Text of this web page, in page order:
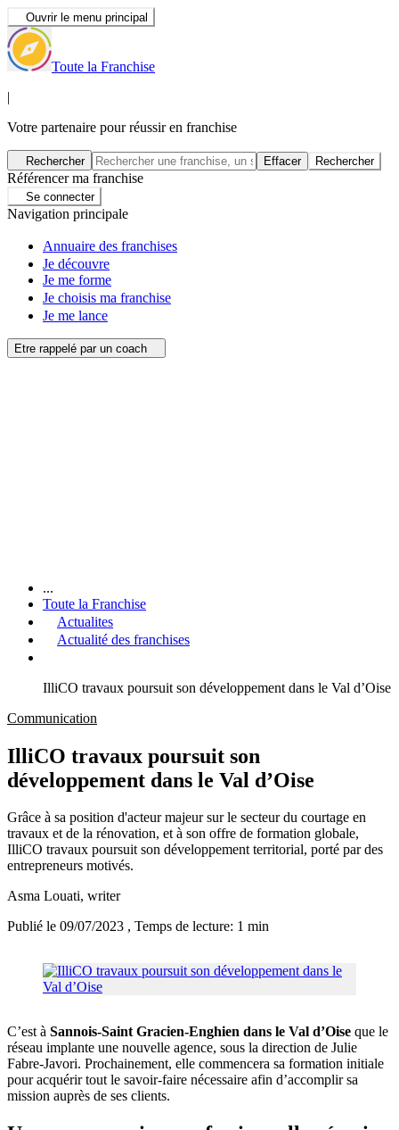
Ouvrir le menu principal
Toute la Franchise
|
Votre partenaire pour réussir en franchise
Rechercher Effacer Rechercher
Référencer ma franchise
Se connecter
Navigation principale
Annuaire des franchises
Je découvre
Je me forme
Je choisis ma franchise
Je me lance
Etre rappelé par un coach
...
Toute la Franchise
Actualites
Actualité des franchises
IlliCO travaux poursuit son développement dans le Val d’Oise
Communication
IlliCO travaux poursuit son
développement dans le Val d’Oise
Grâce à sa position d'acteur majeur sur le secteur du courtage en
travaux et de la rénovation, et à son offre de formation globale,
IlliCO travaux poursuit son développement territorial, porté par des
entrepreneurs motivés.
Asma Louati, writer
Publié le 09/07/2023 , Temps de lecture: 1 min
C’est à Sannois-Saint Gracien-Enghien dans le Val d’Oise que le
réseau implante une nouvelle agence, sous la direction de Julie
Fabre-Javori. Prochainement, elle commencera sa formation initiale
pour acquérir tout le savoir-faire nécessaire afin d’accomplir sa
mission auprès de ses clients.